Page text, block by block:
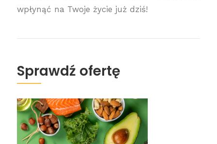
wpłynąć na Twoje życie już dziś!
Sprawdź ofertę